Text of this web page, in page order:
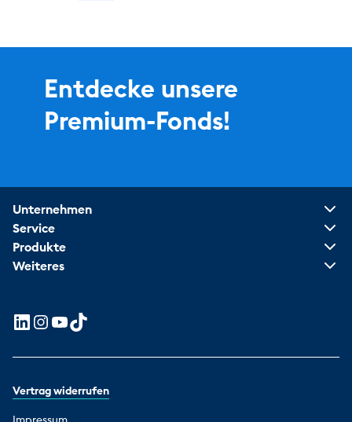
Entdecke unsere
Premium-Fonds!
Unternehmen
Service
Produkte
Weiteres
Vertrag widerrufen